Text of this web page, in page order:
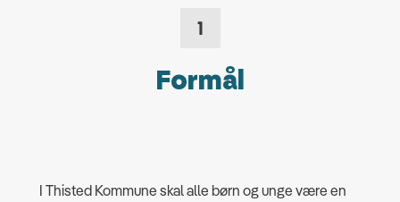
1
Formål
I Thisted Kommune skal alle børn og unge være en